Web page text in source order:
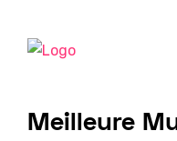
Meilleure